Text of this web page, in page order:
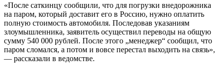
«После саткинцу сообщили, что для погрузки внедорожника
на паром, который доставит его в Россию, нужно оплатить
полную стоимость автомобиля. Последовав указаниям
злоумышленника, заявитель осуществил переводы на общую
сумму 540 000 рублей. После этого „менеджер“ сообщил, что
паром сломался, а потом и вовсе перестал выходить на связь»,
— рассказали в ведомстве.